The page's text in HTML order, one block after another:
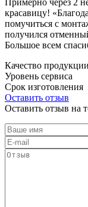
красавицу!
помучиться с
получился
Большое всем
Качество продукции
Уровень сервиса
Срок изготовления
Оставить отзыв
Оставить отзыв на